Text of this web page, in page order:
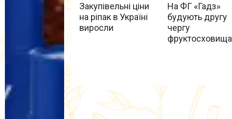
Закупівельні ціни
на ріпак в Україні
виросли
На ФГ «Гадз»
будують другу
чергу
фруктосховища